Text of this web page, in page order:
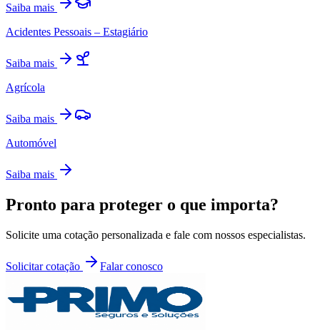
Saiba mais
Acidentes Pessoais – Estagiário
Saiba mais
Agrícola
Saiba mais
Automóvel
Saiba mais
Pronto para proteger o que importa?
Solicite uma cotação personalizada e fale com nossos especialistas.
Solicitar cotação Falar conosco